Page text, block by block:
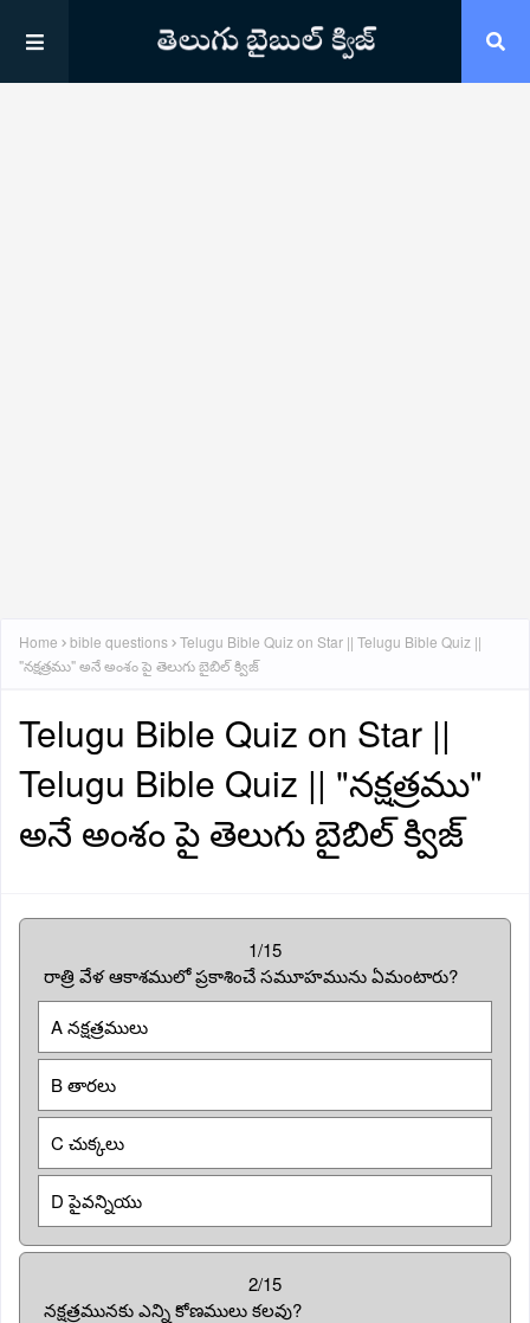
Home bible questions Telugu Bible Quiz on Star || Telugu Bible Quiz ||
"నక్షత్రము" అనే అంశం పై తెలుగు బైబిల్ క్విజ్
Telugu Bible Quiz on Star ||
Telugu Bible Quiz || "నక్షత్రము"
అనే అంశం పై తెలుగు బైబిల్ క్విజ్
1/15
రాత్రి వేళ ఆకాశములో ప్రకాశించే సమూహమును ఏమంటారు?
A నక్షత్రములు
B తారలు
C చుక్కలు
D పైవన్నియు
2/15
నక్షత్రమునకు ఎన్ని కోణములు కలవు?